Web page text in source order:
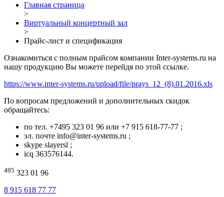
Главная страница
>
Виртуальный концертный зал
>
Прайс-лист и спецификация
Ознакомиться с полным прайсом компании Inter-systems.ru на
нашу продукцию Вы можете перейдя по этой ссылке.
https://www.inter-systems.ru/upload/file/prays_12_(8).01.2016.xls
По вопросам предложений и дополнительных скидок
обращайтесь:
по тел. +7495 323 01 96 или +7 915 618-77-77 ;
эл. почте info@inter-systems.ru ;
skype slayersl ;
icq 363576144.
495 323 01 96
8 915 618 77 77